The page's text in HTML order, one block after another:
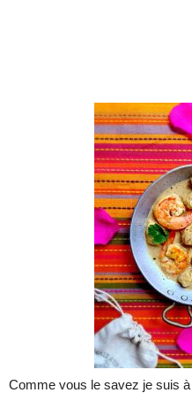
Comme vous le savez je suis